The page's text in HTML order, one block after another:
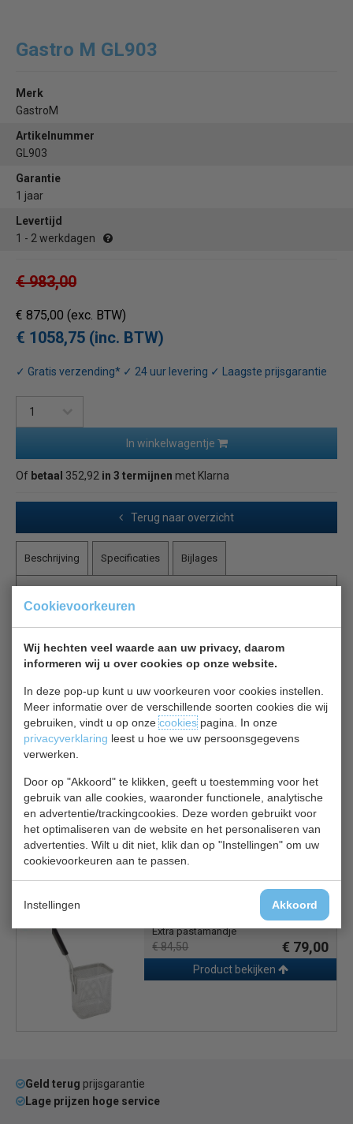
Cookievoorkeuren
Wij hechten veel waarde aan uw privacy, daarom
informeren wij u over cookies op onze website.
In deze pop-up kunt u uw voorkeuren voor cookies instellen.
Meer informatie over de verschillende soorten cookies die wij
gebruiken, vindt u op onzecookiespagina. In onze
privacyverklaring leest u hoe we uw persoonsgegevens
verwerken.
Door op "Akkoord" te klikken, geeft u toestemming voor het
gebruik van alle cookies, waaronder functionele, analytische
en advertentie/trackingcookies. Deze worden gebruikt voor
het optimaliseren van de website en het personaliseren van
advertenties. Wilt u dit niet, klik dan op "Instellingen" om uw
cookievoorkeuren aan te passen.
Instellingen Akkoord
Gastro M GL903
Merk
GastroM
Artikelnummer
GL903
Garantie
1 jaar
Levertijd
1 - 2 werkdagen
€ 983,00
€ 875,00 (exc. BTW)
€ 1058,75 (inc. BTW)
✓ Gratis verzending* ✓ 24 uur levering ✓ Laagste prijsgarantie
In winkelwagentje
Of betaal 352,92 in 3 termijnen met Klarna
Terug naar overzicht
Beschrijving Specificaties Bijlages
Gastro-M pastakoker 60/30 CPE
een eenvoudig bijvullen en thermostaat om de
temperatuur van het apparaat te meten. Het lampje geeft
aan wanneer de pastakoker aan staat. Mandjes worden
apart verkocht.
Roestvrijstalen behuizing
Inhoud: 14 liter
Wordt geleverd zonder mandjes
Optie: mandjes
Gerelateerde producten
Extra pastamandje
€ 84,50 € 79,00
Product bekijken
Geld terug prijsgarantie
Lage prijzen hoge service